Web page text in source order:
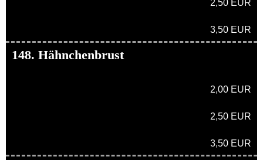
2,50 EUR
3,50 EUR
148. Hähnchenbrust
2,00 EUR
2,50 EUR
3,50 EUR